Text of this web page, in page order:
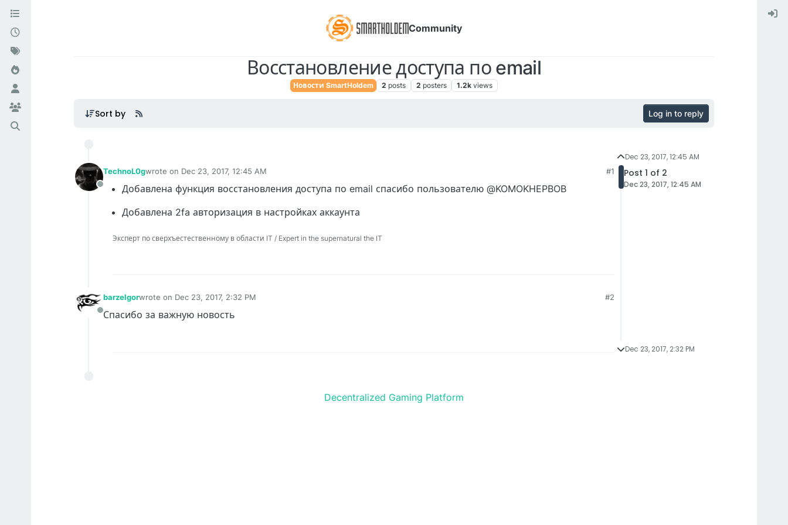
Community
Восстановление доступа по email
Новости SmartHoldem 2 posts 2 posters 1.2k views
Sort by Log in to reply
Offline
TechnoL0gwrote on Dec 23, 2017, 12:45 AM
last edited by
#1
Добавлена функция восстановления доступа по email спасибо пользователю @KOMOKHEPBOB
Добавлена 2fa авторизация в настройках аккаунта
Эксперт по сверхъестественному в области IT / Expert in the supernatural the IT
Offline
barzelgorwrote on Dec 23, 2017, 2:32 PM
last edited by
#2
Спасибо за важную новость
Dec 23, 2017, 12:45 AM
Post 1 of 2
Dec 23, 2017, 12:45 AM
Dec 23, 2017, 2:32 PM
Decentralized Gaming Platform